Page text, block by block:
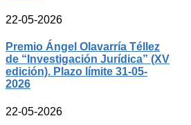
22-05-2026
Premio Ángel Olavarría Téllez
de “Investigación Jurídica” (XV
edición). Plazo límite 31-05-
2026
22-05-2026